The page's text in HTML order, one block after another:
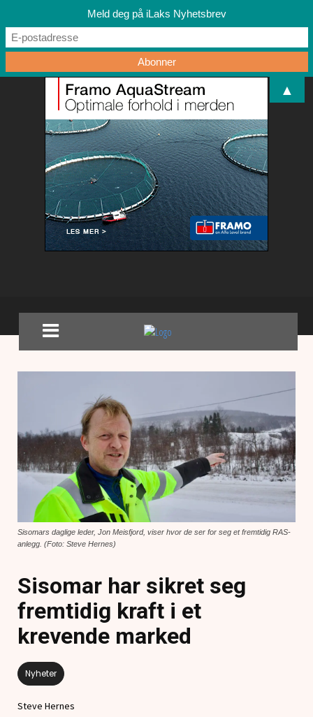
Sisomars daglige leder, Jon Meisfjord, viser hvor de ser for seg et fremtidig RAS-
anlegg. (Foto: Steve Hernes)
Sisomar har sikret seg
fremtidig kraft i et
krevende marked
Nyheter
Steve Hernes
Meld deg på iLaks Nyhetsbrev
▲